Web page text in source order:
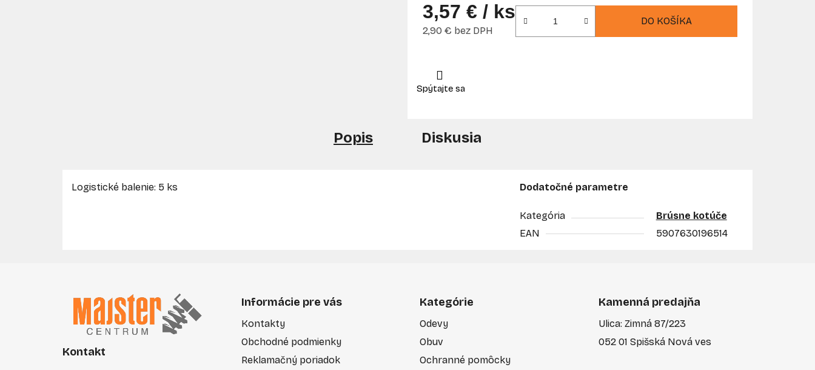
3,57 € / ks
2,90 € bez DPH
DO KOŠÍKA
Popis Diskusia
Logistické balenie: 5 ks Dodatočné parametre
Kategória
Brúsne kotúče
EAN
5907630196514
Kontakt
Informácie pre vás
Kontakty
Obchodné podmienky
Reklamačný poriadok
Kategórie
Odevy
Obuv
Ochranné pomôcky
Kamenná predajňa
Ulica: Zimná 87/223
052 01 Spišská Nová ves